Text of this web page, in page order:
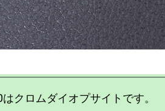
はクロムダイオプサイトです。